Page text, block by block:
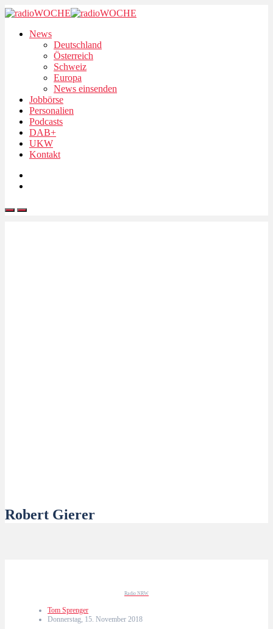
News
Deutschland
Österreich
Schweiz
Europa
News einsenden
Jobbörse
Personalien
Podcasts
DAB+
UKW
Kontakt
Robert Gierer
Radio NRW
Tom Sprenger
Donnerstag, 15. November 2018